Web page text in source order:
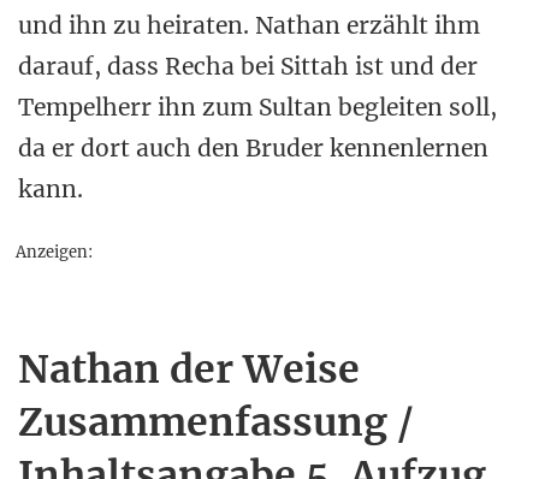
und ihn zu heiraten. Nathan erzählt ihm
darauf, dass Recha bei Sittah ist und der
Tempelherr ihn zum Sultan begleiten soll,
da er dort auch den Bruder kennenlernen
kann.
Anzeigen:
Nathan der Weise
Zusammenfassung /